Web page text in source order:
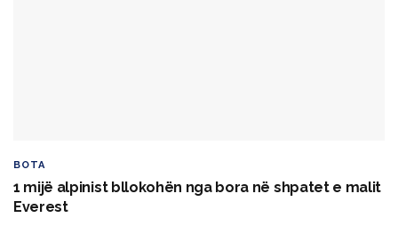
BOTA
1 mijë alpinist bllokohën nga bora në shpatet e malit
Everest